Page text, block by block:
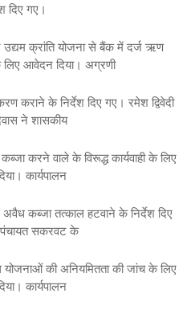
दिए गए।
उद्यम क्रांति योजना से बैंक में दर्ज ऋण
आवेदन दिया। अग्रणी
कराने के निर्देश दिए गए। रमेश द्विवेदी
ने शासकीय
करने वाले के विरूद्ध कार्यवाही के लिए
कार्यपालन
कब्जा तत्काल हटवाने के निर्देश दिए
सकरवट के
योजनाओं की अनियमितता की जांच के लिए
कार्यपालन